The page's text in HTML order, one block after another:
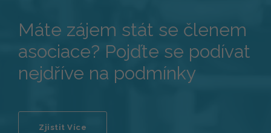
Máte zájem stát se členem
asociace? Pojďte se podívat
nejdříve na podmínky
Zjistit Více